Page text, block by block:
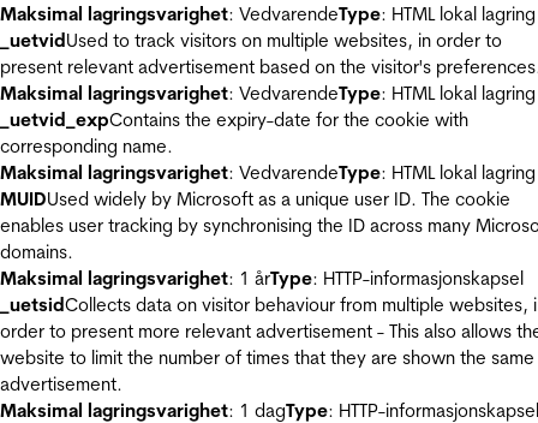
Maksimal lagringsvarighet: VedvarendeType: HTML lokal lagring
_uetvidUsed to track visitors on multiple websites, in order to
present relevant advertisement based on the visitor's
Maksimal lagringsvarighet: VedvarendeType: HTML lokal lagring
_uetvid_expContains the expiry-date for the cookie with
corresponding name.
Maksimal lagringsvarighet: VedvarendeType: HTML lokal lagring
MUIDUsed widely by Microsoft as a unique user ID. The cookie
enables user tracking by synchronising the ID across many
domains.
Maksimal lagringsvarighet: 1 årType: HTTP-informasjonskapsel
_uetsidCollects data on visitor behaviour from multiple websites,
order to present more relevant advertisement - This also allows
website to limit the number of times that they are shown the same
advertisement.
Maksimal lagringsvarighet: 1 dagType: HTTP-informasjonskapsel